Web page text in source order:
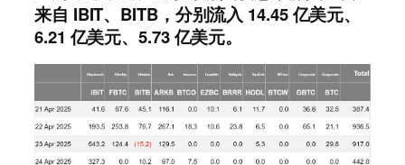
来自 IBIT、BITB，分别流入 14.45 亿美元、
6.21 亿美元、5.73 亿美元。